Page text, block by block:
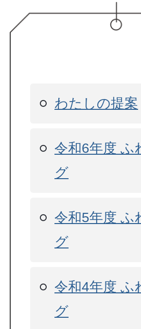
わたしの提案
令和6年度 ふ
グ
令和5年度 ふ
グ
令和4年度 ふ
グ